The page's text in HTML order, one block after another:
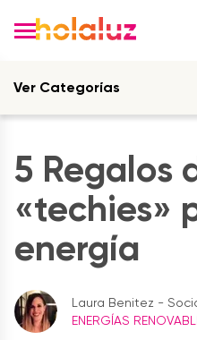
Ver Categorías
5 Regalos
«techies»
energía
Laura Benitez -
ENERGÍAS